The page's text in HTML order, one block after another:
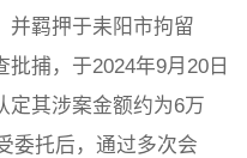
并羁押于耒阳市拘留
捕，于2024年9月20日
定其涉案金额约为6万
委托后，通过多次会